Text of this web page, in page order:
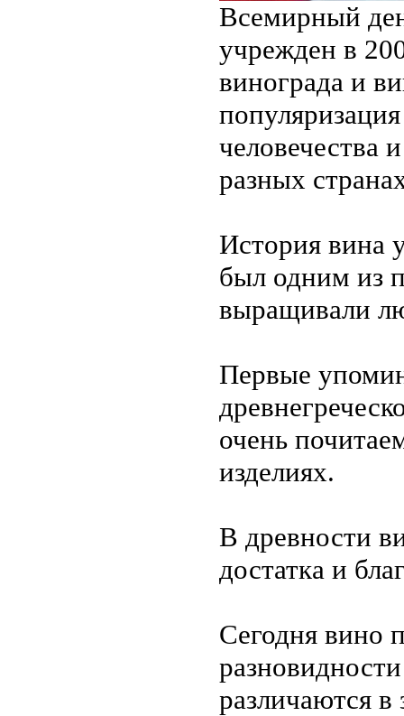
Всемирный
учрежден в
винограда и
человечества
разных
История вина
был одним из
выращивали
Первые
очень
изделиях.
В древности
достатка и
Сегодня вино
различаются в